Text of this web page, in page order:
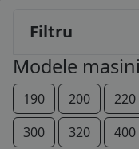
BLOG
B2B -
CONT
Filtru
Modele masini
190 200 220
300
320 400